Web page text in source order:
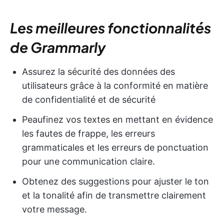
Les meilleures fonctionnalités
de Grammarly
Assurez la sécurité des données des
utilisateurs grâce à la conformité en matière
de confidentialité et de sécurité
Peaufinez vos textes en mettant en évidence
les fautes de frappe, les erreurs
grammaticales et les erreurs de ponctuation
pour une communication claire.
Obtenez des suggestions pour ajuster le ton
et la tonalité afin de transmettre clairement
votre message.